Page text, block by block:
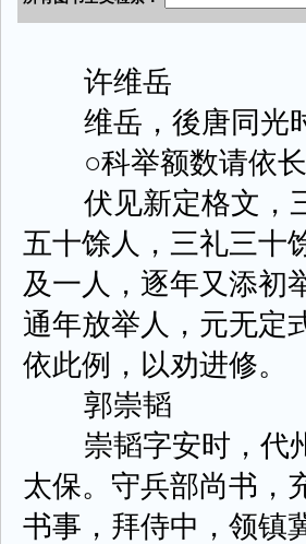
许维岳
维岳，後唐同光时
○科举额数请依长
伏见新定格文，三
五十馀人，三礼三十
及一人，逐年又添初
通年放举人，元无定
依此例，以劝进修。
郭崇韬
崇韬字安时，代州
太保。守兵部尚书，
书事，拜侍中，领镇